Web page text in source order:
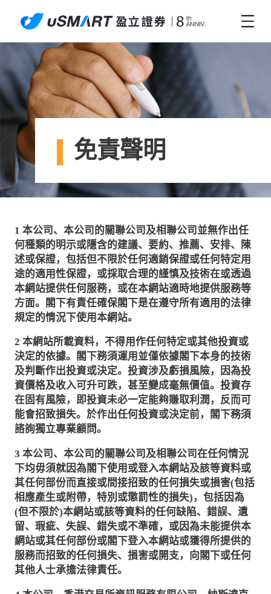
免責聲明
1 本公司、本公司的關聯公司及相聯公司並無作出任
何種類的明示或隱含的建議、要約、推薦、安排、陳
述或保證，包括但不限於任何適銷保證或任何特定用
途的適用性保證，或採取合理的謹慎及技術在或透過
本網站提供任何服務，或在本網站適時地提供服務等
方面。閣下有責任確保閣下是在遵守所有適用的法律
規定的情況下使用本網站。
2 本網站所載資料，不得用作任何特定或其他投資或
決定的依據。閣下務須運用並僅依據閣下本身的技術
及判斷作出投資或決定。投資涉及虧損風險，因為投
資價格及收入可升可跌，甚至變成毫無價值。投資存
在固有風險，即投資未必一定能夠賺取利潤，反而可
能會招致損失。於作出任何投資或決定前，閣下務須
諮詢獨立專業顧問。
3 本公司、本公司的關聯公司及相聯公司在任何情況
下均毋須就因為閣下使用或登入本網站及該等資料或
其任何部份而直接或間接招致的任何損失或損害(包括
相應產生或附帶，特別或懲罰性的損失) ，包括因為
(但不限於)本網站或該等資料的任何缺陷、錯誤、遺
留、瑕疵、失誤、錯失或不準確，或因為未能提供本
網站或其任何部份或閣下登入本網站或獲得所提供的
服務而招致的任何損失、損害或開支，向閣下或任何
其他人士承擔法律責任。